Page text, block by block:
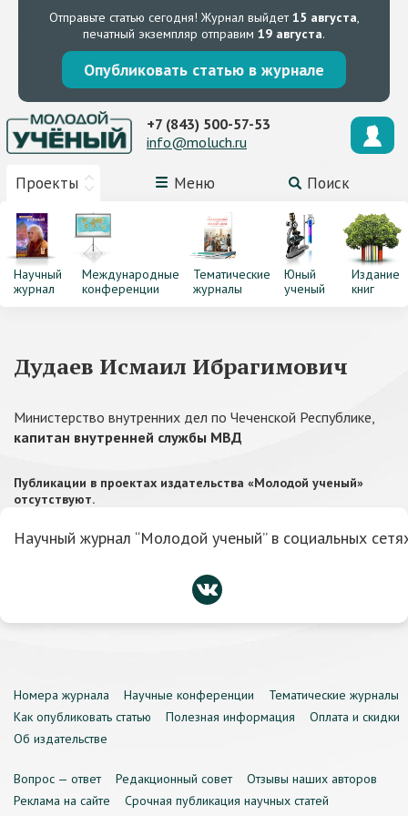
Отправьте статью сегодня! Журнал выйдет15 августа,
печатный экземпляр отправим 19 августа.
Опубликовать статью в журнале
Проекты Меню Поиск
+7 (843) 500-57-53
info@moluch.ru
Научный
журнал
Международные
конференции
Тематические
журналы
Юный
ученый
Издание
книг
Дудаев Исмаил Ибрагимович
Министерство внутренних дел по Чеченской Республике,
капитан внутренней службы МВД
Публикации в проектах издательства «Молодой ученый»
отсутствуют.
Научный журнал “Молодой ученый” в социальных
Номера журнала Научные конференции
Тематические журналы
Как опубликовать статью
Полезная информация
Оплата и скидки
Об издательстве
Вопрос — ответ Редакционный совет
Отзывы наших авторов
Реклама на сайте
Срочная публикация научных статей